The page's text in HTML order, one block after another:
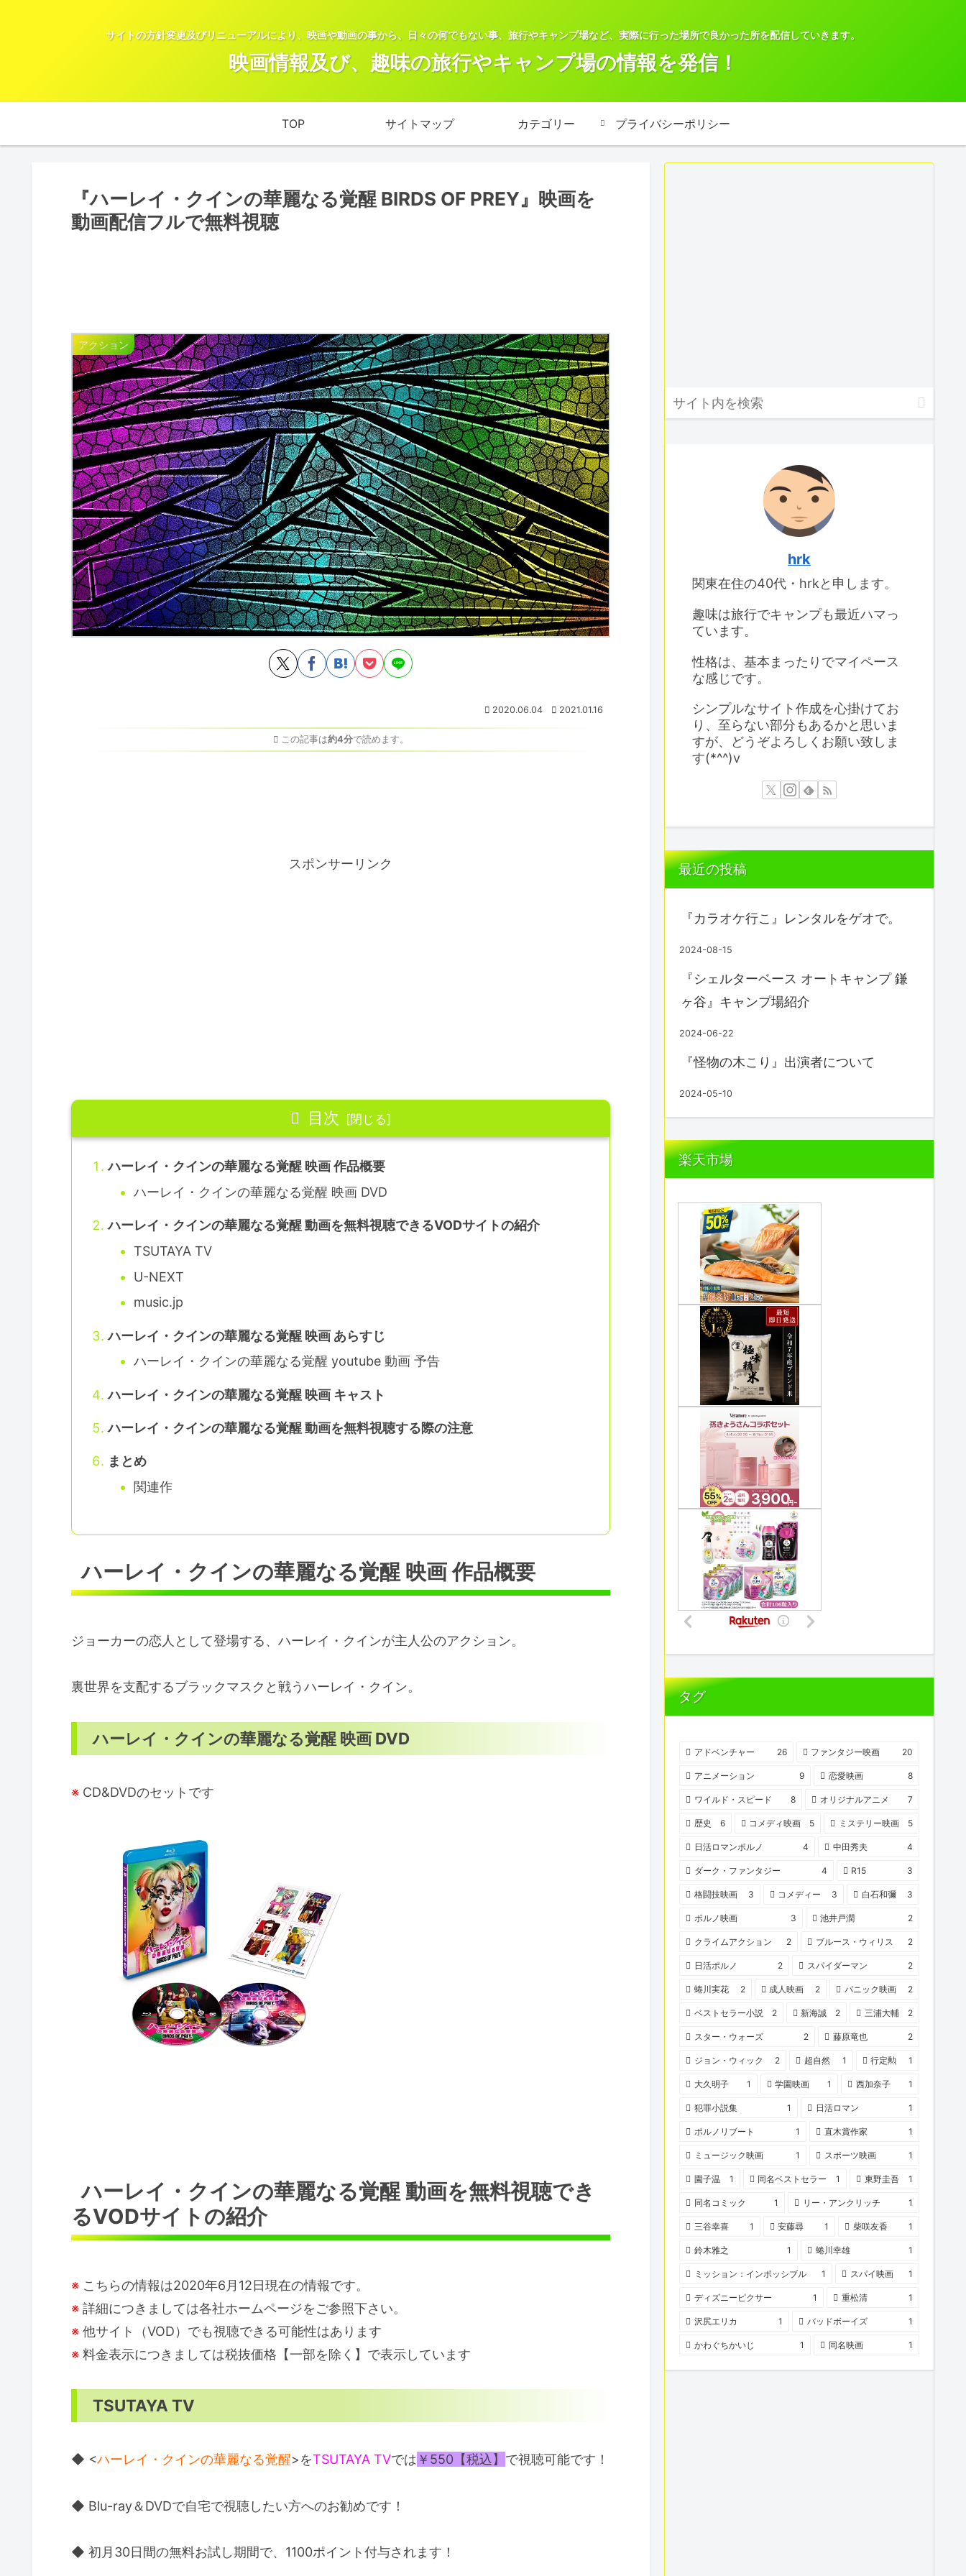
サイトの方針変更及びリニューアルにより、映画や動画の事から、日々の何でもない事、旅行やキャンプ場など、実際に行った場所で良かった所を配信していきます。
映画情報及び、趣味の旅行やキャンプ場の情報を発信！
TOP サイトマップ カテゴリー プライバシーポリシー
『ハーレイ・クインの華麗なる覚醒 BIRDS OF PREY』映画を
動画配信フルで無料視聴
アクション
2020.06.04 2021.01.16
この記事は約4分で読めます。
スポンサーリンク
目次
ハーレイ・クインの華麗なる覚醒 映画 作品概要
ハーレイ・クインの華麗なる覚醒 映画 DVD
ハーレイ・クインの華麗なる覚醒 動画を無料視聴できるVODサイトの紹介
TSUTAYA TV
U-NEXT
music.jp
ハーレイ・クインの華麗なる覚醒 映画 あらすじ
ハーレイ・クインの華麗なる覚醒 youtube 動画 予告
ハーレイ・クインの華麗なる覚醒 映画 キャスト
ハーレイ・クインの華麗なる覚醒 動画を無料視聴する際の注意
まとめ
関連作
ハーレイ・クインの華麗なる覚醒 映画 作品概要
ジョーカーの恋人として登場する、ハーレイ・クインが主人公のアクション。
裏世界を支配するブラックマスクと戦うハーレイ・クイン。
ハーレイ・クインの華麗なる覚醒 映画 DVD
※ CD&DVDのセットです
ハーレイ・クインの華麗なる覚醒 動画を無料視聴でき
るVODサイトの紹介
※ こちらの情報は2020年6月12日現在の情報です。
※ 詳細につきましては各社ホームページをご参照下さい。
※ 他サイト（VOD）でも視聴できる可能性はあります
※ 料金表示につきましては税抜価格【一部を除く】で表示しています
TSUTAYA TV
◆ <ハーレイ・クインの華麗なる覚醒>をTSUTAYA TVでは ￥550【税込】 で視聴可能です！
◆ Blu-ray＆DVDで自宅で視聴したい方へのお勧めです！
◆ 初月30日間の無料お試し期間で、1100ポイント付与されます！
hrk
関東在住の40代・hrkと申します。
趣味は旅行でキャンプも最近ハマっ
ています。
性格は、基本まったりでマイペース
な感じです。
シンプルなサイト作成を心掛けてお
り、至らない部分もあるかと思いま
すが、どうぞよろしくお願い致しま
す(*^^)v
最近の投稿
『カラオケ行こ』レンタルをゲオで。
2024-08-15
『シェルターベース オートキャンプ 鎌
ヶ谷』キャンプ場紹介
2024-06-22
『怪物の木こり』出演者について
2024-05-10
楽天市場
タグ
アドベンチャー 26 ファンタジー映画 20
アニメーション 9 恋愛映画 8
ワイルド・スピード 8 オリジナルアニメ 7
歴史 6 コメディ映画 5 ミステリー映画 5
日活ロマンポルノ 4 中田秀夫 4
ダーク・ファンタジー 4 R15 3
格闘技映画 3 コメディー 3 白石和彌 3
ポルノ映画 3 池井戸潤 2
クライムアクション 2 ブルース・ウィリス 2
日活ポルノ 2 スパイダーマン 2
蜷川実花 2 成人映画 2 パニック映画 2
ベストセラー小説 2 新海誠 2 三浦大輔 2
スター・ウォーズ 2 藤原竜也 2
ジョン・ウィック 2 超自然 1 行定勲 1
大久明子 1 学園映画 1 西加奈子 1
犯罪小説集 1 日活ロマン 1
ポルノリブート 1 直木賞作家 1
ミュージック映画 1 スポーツ映画 1
園子温 1 同名ベストセラー 1 東野圭吾 1
同名コミック 1 リー・アンクリッチ 1
三谷幸喜 1 安藤尋 1 柴咲友香 1
鈴木雅之 1 蜷川幸雄 1
ミッション：インポッシブル 1 スパイ映画 1
ディズニーピクサー 1 重松清 1
沢尻エリカ 1 バッドボーイズ 1
かわぐちかいじ 1 同名映画 1